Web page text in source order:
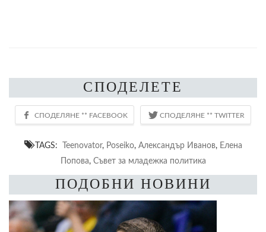
СПОДЕЛЕТЕ
TAGS: Teenovator, Pоseiko, Александър Иванов, Елена
Попова, Съвет за младежка политика
ПОДОБНИ НОВИНИ